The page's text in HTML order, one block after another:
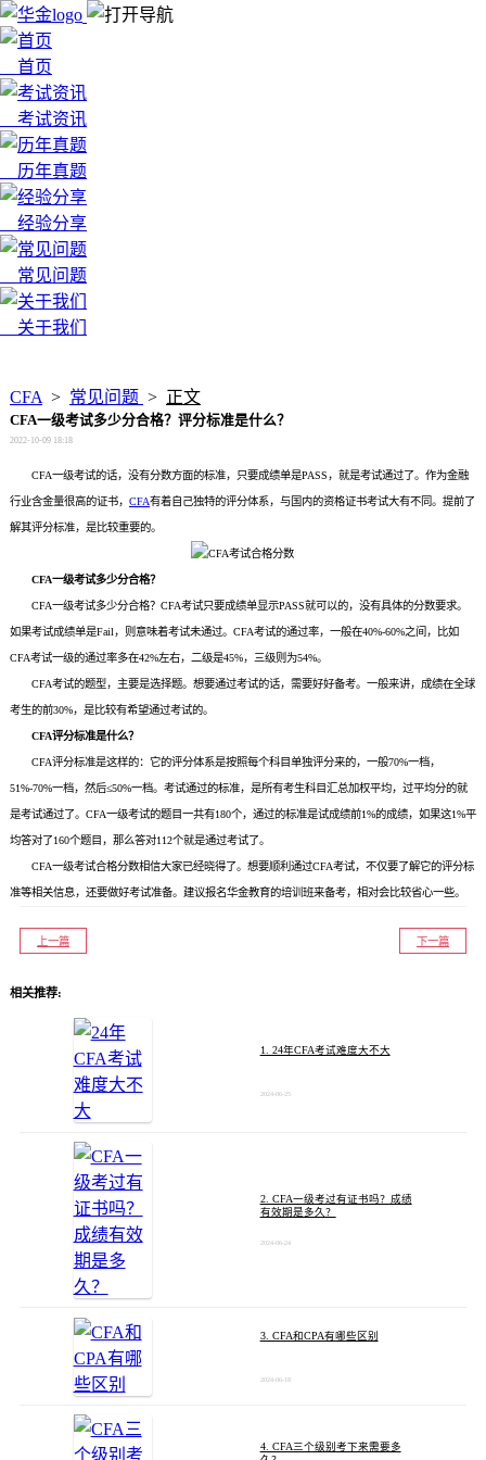
首页
考试资讯
历年真题
经验分享
常见问题
关于我们
CFA > 常见问题 > 正文
CFA一级考试多少分合格？评分标准是什么？
2022-10-09 18:18
CFA一级考试的话，没有分数方面的标准，只要成绩单是PASS，就是考试通过了。作为金融
行业含金量很高的证书， CFA有着自己独特的评分体系，与国内的资格证书考试大有不同。提前了
解其评分标准，是比较重要的。
CFA一级考试多少分合格？
CFA一级考试多少分合格？CFA考试只要成绩单显示PASS就可以的，没有具体的分数要求。
如果考试成绩单是Fail，则意味着考试未通过。CFA考试的通过率，一般在40%-60%之间，比如
CFA考试一级的通过率多在42%左右，二级是45%，三级则为54%。
CFA考试的题型，主要是选择题。想要通过考试的话，需要好好备考。一般来讲，成绩在全球
考生的前30%，是比较有希望通过考试的。
CFA评分标准是什么？
CFA评分标准是这样的：它的评分体系是按照每个科目单独评分来的，一般70%一档，
51%-70%一档，然后≤50%一档。考试通过的标准，是所有考生科目汇总加权平均，过平均分的就
是考试通过了。CFA一级考试的题目一共有180个，通过的标准是试成绩前1%的成绩，如果这1%平
均答对了160个题目，那么答对112个就是通过考试了。
CFA一级考试合格分数相信大家已经晓得了。想要顺利通过CFA考试，不仅要了解它的评分标
准等相关信息，还要做好考试准备。建议报名华金教育的培训班来备考，相对会比较省心一些。
上一篇 下一篇
相关推荐:
1. 24年CFA考试难度大不大
2024-06-25
2. CFA一级考过有证书吗？成绩
有效期是多久？
2024-06-24
3. CFA和CPA有哪些区别
2024-06-18
4. CFA三个级别考下来需要多